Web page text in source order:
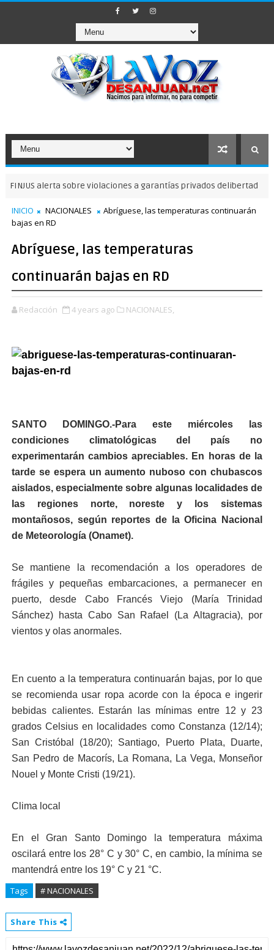
alerta sobre violaciones a garantías privados delibertad
INICIO NACIONALES
Abríguese, las temperaturas continuarán
bajas en RD
Abríguese, las temperaturas
continuarán bajas en RD
Redacción 4 years ago NACIONALES,
SANTO DOMINGO.-Para este miércoles las
condiciones climatológicas del país no
experimentarán cambios apreciables. En horas de la
tarde se espera un aumento nuboso con chubascos
aislados, especialmente sobre algunas localidades de
las regiones norte, noreste y los sistemas
montañosos, según reportes de la Oficina Nacional
de Meteorología (Onamet).
Se mantiene la recomendación a los operadores de
frágiles y pequeñas embarcaciones, a permanecer en
puerto, desde Cabo Francés Viejo (María Trinidad
Sánchez) hasta Cabo San Rafael (La Altagracia), por
vientos y olas anormales.
En cuento a la temperatura continuarán bajas, por lo que
se recomienda usar ropa acorde con la época e ingerir
bebidas calientes. Estarán las mínimas entre 12 y 23
grados Celsius en localidades como Constanza (12/14);
San Cristóbal (18/20); Santiago, Puerto Plata, Duarte,
San Pedro de Macorís, La Romana, La Vega, Monseñor
Nouel y Monte Cristi (19/21).
Clima local
En el Gran Santo Domingo la temperatura máxima
oscilará entre los 28° C y 30° C, en cambio, la mínima se
mantendrá entre los 19° C y 21 °C.
Tags # NACIONALES
Share This